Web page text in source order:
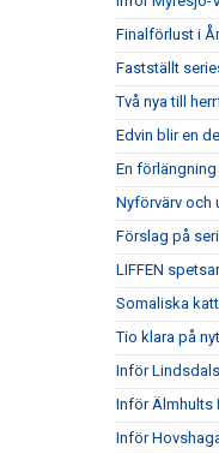
Finalförlust i
Fastställt
Två nya till
Edvin blir en
En
Nyförvärv och
Förslag på
LIFFEN
Somaliska
Tio klara på
Inför
Inför Älmhults
Inför